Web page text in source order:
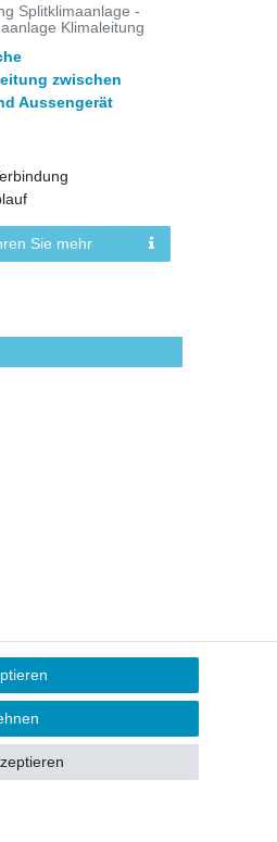
Splitklimaanlage -
Klimaleitung
zwischen
Aussengerät
Sie mehr